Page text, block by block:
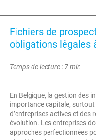
Fichiers de
obligations légales
Temps de lecture : 7 min
En Belgique, la gestion des
importance capitale, surtout
d’entreprises actives et des
évolution. Les entreprises
approches perfectionnées